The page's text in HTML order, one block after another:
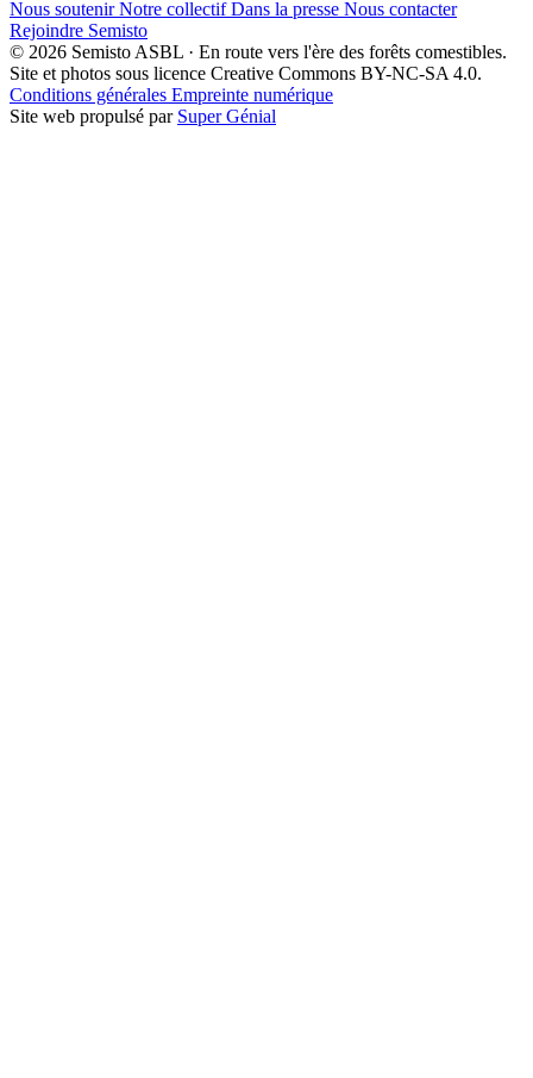
Nous soutenirNotre collectifDans la presse Nous contacter
Rejoindre Semisto
© 2026 Semisto ASBL · En route vers l'ère des forêts comestibles.
Site et photos sous licence Creative Commons BY-NC-SA 4.0.
Conditions générales Empreinte numérique
Site web propulsé par Super Génial